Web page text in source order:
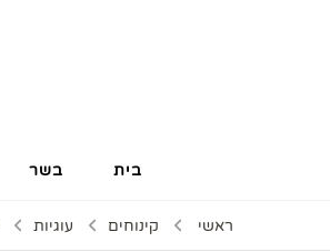
בית בשר
ראשי קינוחים עוגיות